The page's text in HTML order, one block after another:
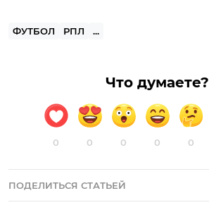
ФУТБОЛ РПЛ ...
Что думаете?
0 0 0 0 0
ПОДЕЛИТЬСЯ СТАТЬЕЙ